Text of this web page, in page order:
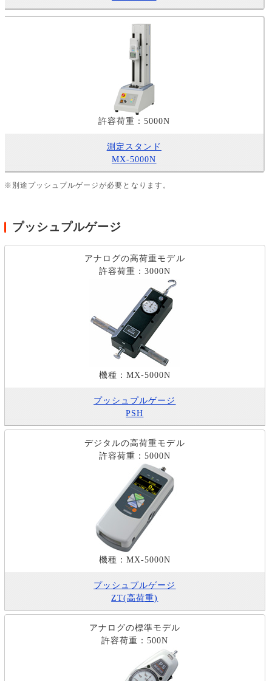
許容荷重：5000N
測定スタンド
MX-5000N
※別途プッシュプルゲージが必要となります。
プッシュプルゲージ
アナログの高荷重モデル
許容荷重：3000N
機種：MX-5000N
プッシュプルゲージ
PSH
デジタルの高荷重モデル
許容荷重：5000N
機種：MX-5000N
プッシュプルゲージ
ZT(高荷重)
アナログの標準モデル
許容荷重：500N